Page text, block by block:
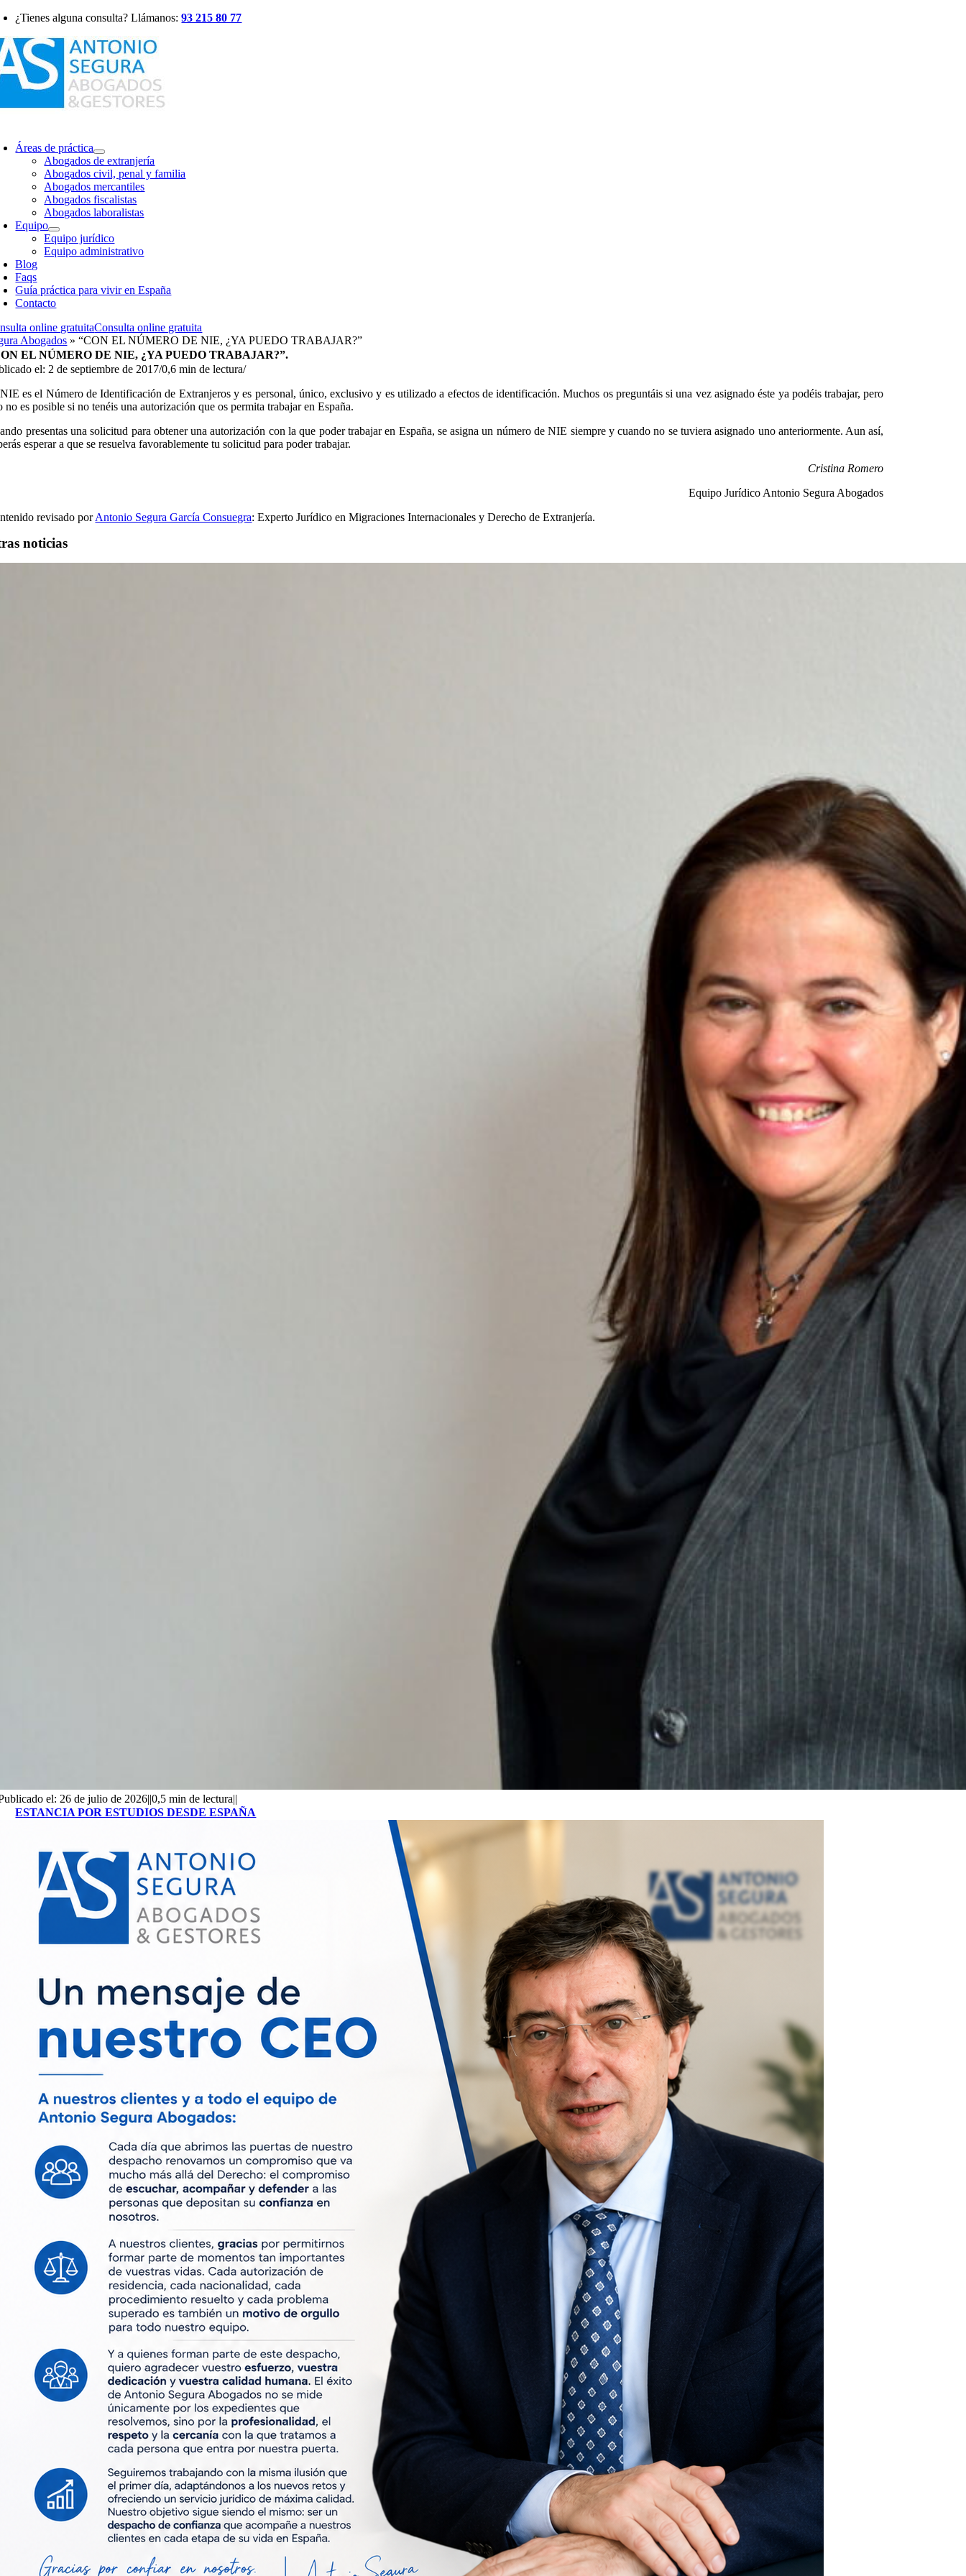
Saltar
contenido
¿Tienes alguna consulta? Llámanos:93 215 80 77
Áreas de práctica
Abogados de extranjería
Abogados civil, penal y familia
Abogados mercantiles
Abogados fiscalistas
Abogados laboralistas
Equipo
Equipo jurídico
Equipo administrativo
Blog
Faqs
Guía práctica para vivir en España
Contacto
online gratuitaConsulta online gratuita
Abogados »“CON EL NÚMERO DE NIE, ¿YA PUEDO TRABAJAR?”
EL NÚMERO DE NIE, ¿YA PUEDO TRABAJAR?”.
el: 2 de septiembre de 2017/0,6 min de lectura/
es el Número de Identificación de Extranjeros y es personal, único, exclusivo y es utilizado a efectos de identificación. Muchos os preguntáis si una vez asignado éste ya podéis trabajar, pero
no es posible si no tenéis una autorización que os permita trabajar en España.
presentas una solicitud para obtener una autorización con la que poder trabajar en España, se asigna un número de NIE siempre y cuando no se tuviera asignado uno anteriormente. Aun así,
esperar a que se resuelva favorablemente tu solicitud para poder trabajar.
Cristina Romero
Equipo Jurídico Antonio Segura Abogados
revisado porAntonio Segura García Consuegra: Experto Jurídico en Migraciones Internacionales y Derecho de Extranjería.
noticias
el: 26 de julio de 2026||0,5 min de lectura||
ESTANCIA POR ESTUDIOS DESDE ESPAÑA